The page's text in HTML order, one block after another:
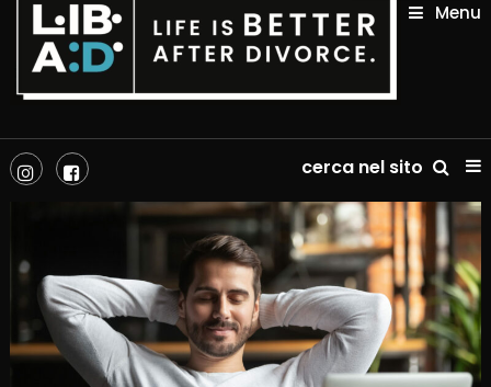
Life is better after divorce –
LIBAD
Menu
cerca nel sito